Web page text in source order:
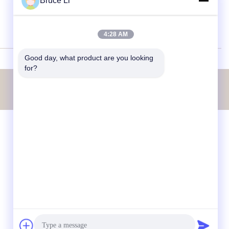
Otomobil Yedek Parçaları
4:28 AM
Good day, what product are you looking
for?